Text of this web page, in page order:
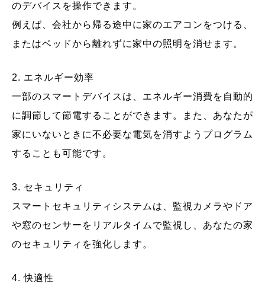
のデバイスを操作できます。
例えば、会社から帰る途中に家のエアコンをつける、
またはベッドから離れずに家中の照明を消せます。
2. エネルギー効率
一部のスマートデバイスは、エネルギー消費を自動的
に調節して節電することができます。また、あなたが
家にいないときに不必要な電気を消すようプログラム
することも可能です。
3. セキュリティ
スマートセキュリティシステムは、監視カメラやドア
や窓のセンサーをリアルタイムで監視し、あなたの家
のセキュリティを強化します。
4. 快適性